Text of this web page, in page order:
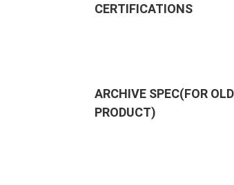
CERTIFICATIONS
ARCHIVE SPEC(FOR OLD
PRODUCT)